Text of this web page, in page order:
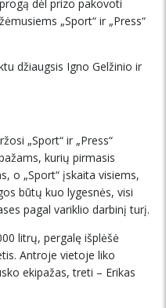
dėl prizo pakovoti
„Sport“ ir „Press“
džiaugsis Igno Gelžinio ir
„Sport“ ir „Press“
kurių pirmasis
o „Sport“ įskaita visiems,
būtų kuo lygesnės, visi
pagal variklio darbinį turį.
litrų, pergalę išplėšė
Antroje vietoje liko
ekipažas, treti – Erikas